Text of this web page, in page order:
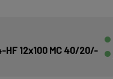
12x100 MC 40/20/-